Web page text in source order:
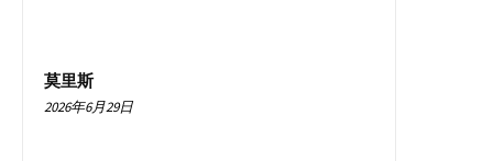
莫里斯
2026年6月29日